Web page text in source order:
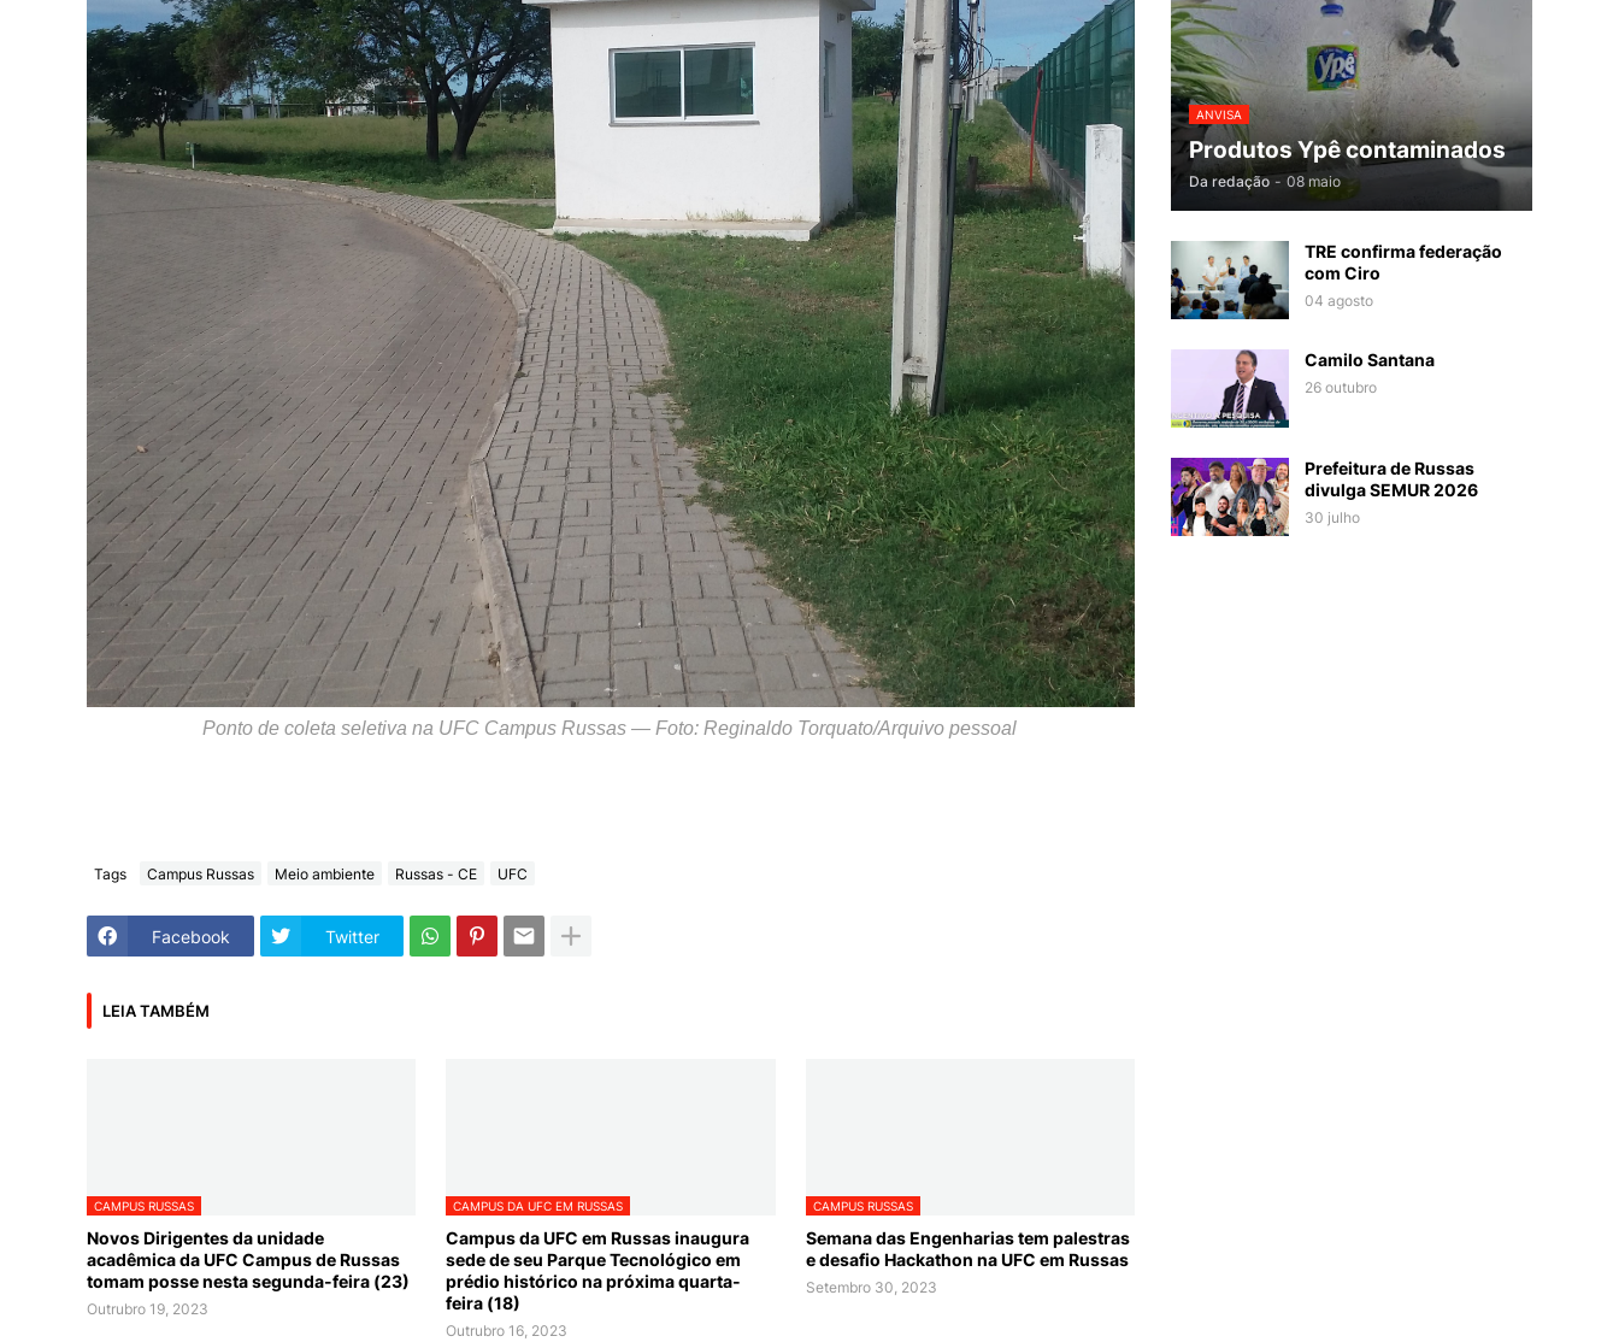
Ponto de coleta seletiva na UFC Campus Russas — Foto: Reginaldo Torquato/Arquivo pessoal
Tags Campus Russas Meio ambiente Russas - CE UFC
Facebook Twitter
LEIA TAMBÉM
CAMPUS RUSSAS
Novos Dirigentes da unidade
acadêmica da UFC Campus de Russas
tomam posse nesta segunda-feira (23)
Outrubro 19, 2023
CAMPUS DA UFC EM RUSSAS
Campus da UFC em Russas inaugura
sede de seu Parque Tecnológico em
prédio histórico na próxima quarta-
feira (18)
Outrubro 16, 2023
CAMPUS RUSSAS
Semana das Engenharias tem palestras
e desafio Hackathon na UFC em Russas
Setembro 30, 2023
ANVISA
Produtos Ypê contaminados
Da redação - 08 maio
TRE confirma federação
com Ciro
04 agosto
Camilo Santana
26 outubro
Prefeitura de Russas
divulga SEMUR 2026
30 julho